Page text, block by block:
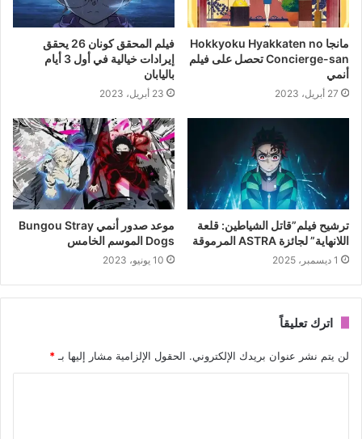
مانجا Hokkyoku Hyakkaten no
Concierge-san تحصل على فيلم
أنمي
27 أبريل، 2023
فيلم المحقق كونان 26 يحقق
إيرادات خيالية في أول 3 أيام
باليابان
23 أبريل، 2023
ترشيح فيلم”قاتل الشياطين: قلعة
اللانهاية” لجائزة ASTRA المرموقة
1 ديسمبر، 2025
موعد صدور أنمي Bungou Stray
Dogs الموسم الخامس
10 يونيو، 2023
اترك تعليقاً
لن يتم نشر عنوان بريدك الإلكتروني. الحقول الإلزامية مشار إليها بـ *